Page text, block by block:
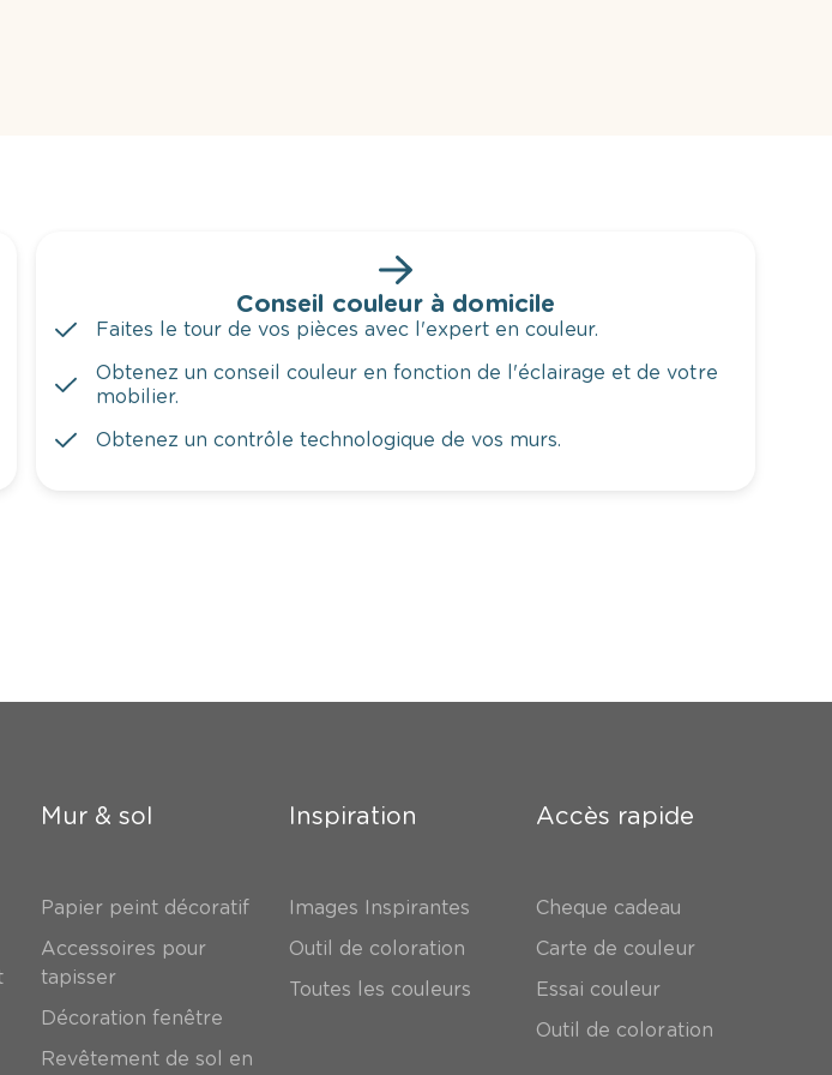
Conseil couleur à domicile
Faites le tour de vos pièces avec l'expert en couleur.
Obtenez un conseil couleur en fonction de l'éclairage et de votre
mobilier.
Obtenez un contrôle technologique de vos murs.
Mur & sol
Papier peint décoratif
Accessoires pour
tapisser
Décoration fenêtre
Revêtement de sol en
Inspiration
Images Inspirantes
Outil de coloration
Toutes les couleurs
Accès rapide
Cheque cadeau
Carte de couleur
Essai couleur
Outil de coloration